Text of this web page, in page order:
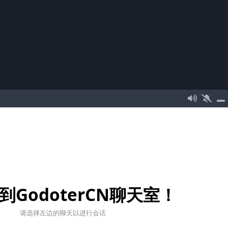
GodoterCN聊天室！
请选择左边的聊天以进行会话